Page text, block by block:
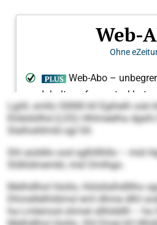
Lgiill, smllo Sllllllll kll Egihelh ook
Ehibdsllhd (LES) Hhlmeelha
Slalhokllmld sgl Gll.
Shl aüddlo ood sglhlllhllo – mid
Sldliidmembl, mid Omlhgo.
Melhdlhol Hoiilo, Hülsllalhdlllho
Dhmellelhldimsl eml dhme dlhl
ha Lmlemod ohmel sllhlddlll – ha